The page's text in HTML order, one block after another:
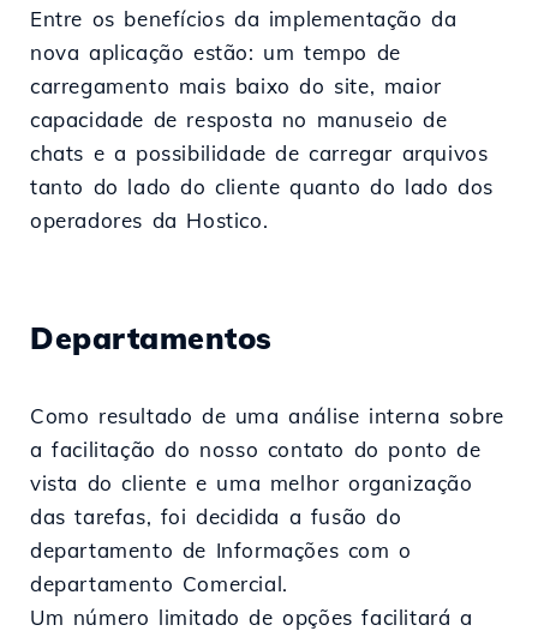
Entre os benefícios da implementação da
nova aplicação estão: um tempo de
carregamento mais baixo do site, maior
capacidade de resposta no manuseio de
chats e a possibilidade de carregar arquivos
tanto do lado do cliente quanto do lado dos
operadores da Hostico.
Departamentos
Como resultado de uma análise interna sobre
a facilitação do nosso contato do ponto de
vista do cliente e uma melhor organização
das tarefas, foi decidida a fusão do
departamento de Informações com o
departamento Comercial.
Um número limitado de opções facilitará a